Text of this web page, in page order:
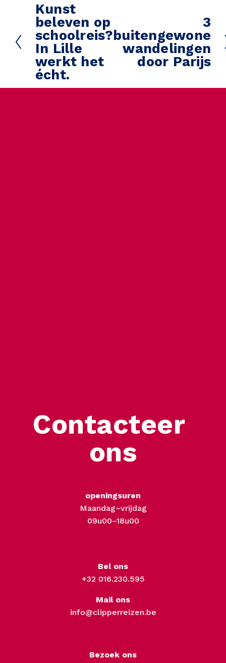
V
o
r
i
g
e
Kunst
beleven op
schoolreis?
In Lille
werkt het
écht.
o
3
buitengewone
wandelingen
door Parijs
Contacteer
ons
openingsuren
Maandag–vrijdag
09u00–18u00
Bel ons
+32 016.230.595
Mail ons
info@clipperreizen.be
Bezoek ons